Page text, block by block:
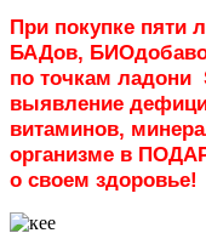
При покупке пяти
БАДов,
по точкам ладони
выявление
витаминов,
организме в
о своем здоровье!